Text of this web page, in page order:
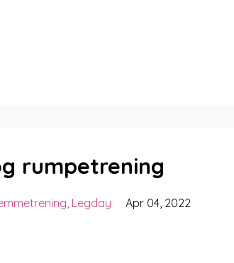
rumpetrening
Legday Apr 04, 2022